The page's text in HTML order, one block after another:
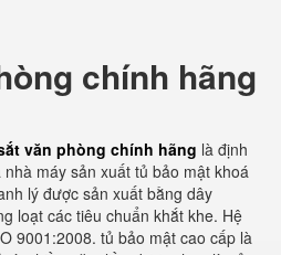
chính hãng
văn phòng chính hãng là định
máy sản xuất tủ bảo mật khoá
lý được sản xuất bằng dây
loạt các tiêu chuẩn khắt khe. Hệ
9001:2008. tủ bảo mật cao cấp là